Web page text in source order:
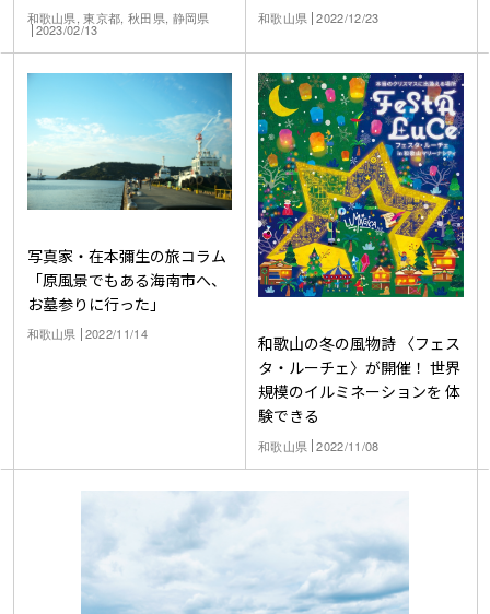
和歌山県, 東京都, 秋田県, 静岡県
2023/02/13
和歌山県 2022/12/23
写真家・在本彌生の旅コラム
「原風景でもある海南市へ、
お墓参りに行った」
和歌山県 2022/11/14
和歌山の冬の風物詩 〈フェス
タ・ルーチェ〉が開催！ 世界
規模のイルミネーションを 体
験できる
和歌山県 2022/11/08